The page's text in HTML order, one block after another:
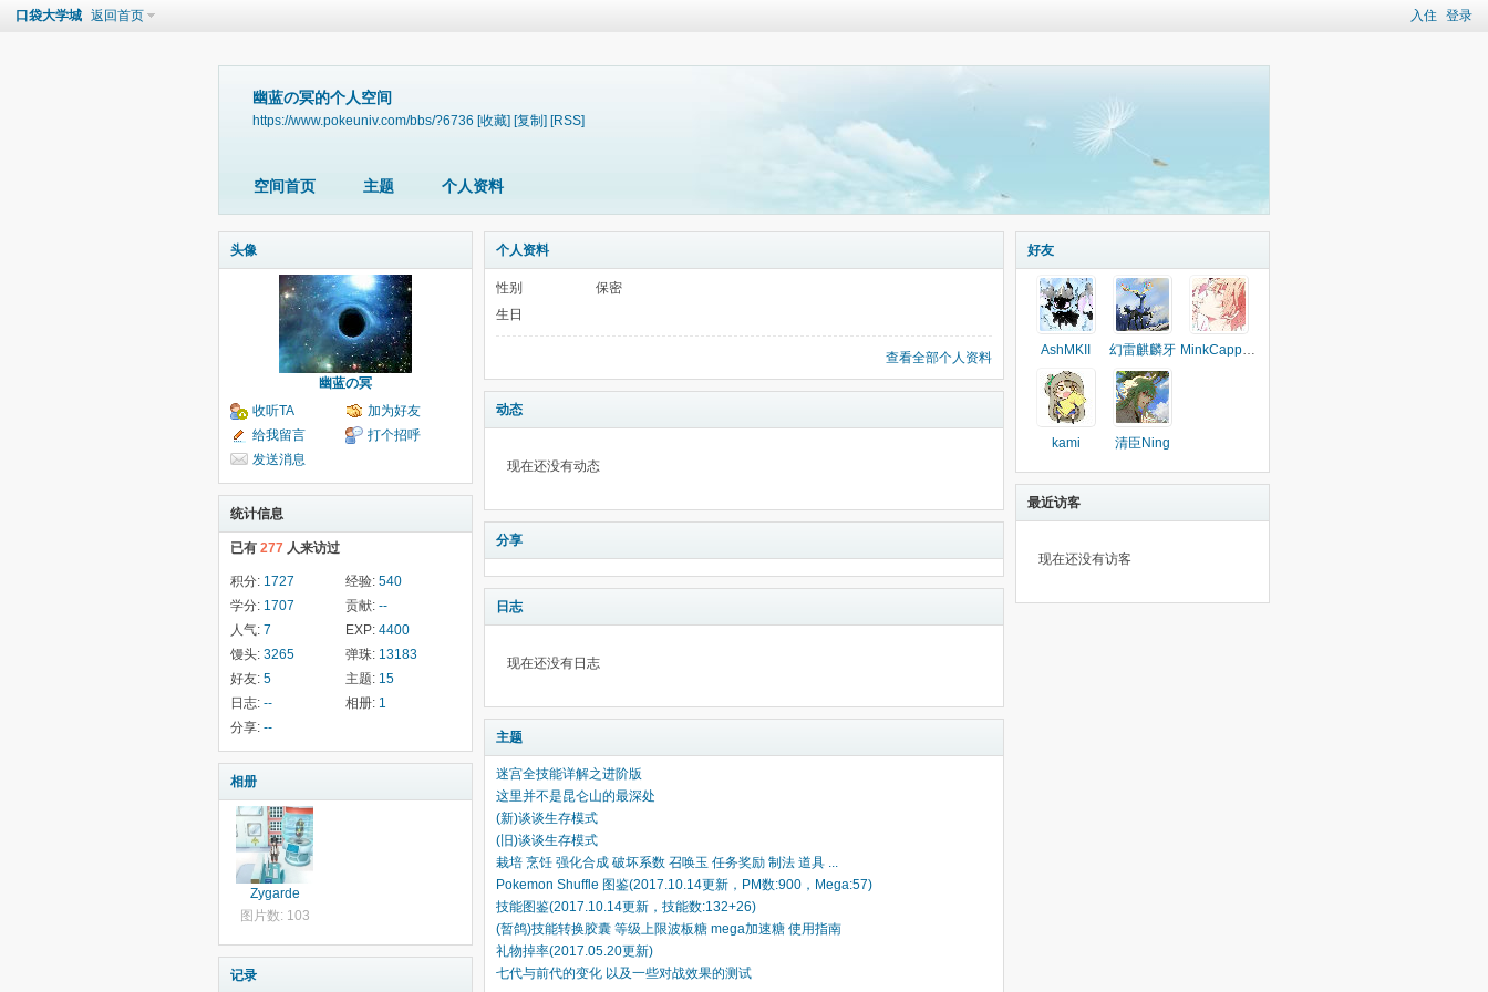
入住 登录
口袋大学城 返回首页
幽蓝の冥的个人空间
https://www.pokeuniv.com/bbs/?6736 [收藏] [复制] [RSS]
空间首页 主题 个人资料
头像
幽蓝の冥
收听TA
加为好友
给我留言
打个招呼
发送消息
统计信息
已有 277 人来访过
积分: 1727 经验: 540
学分: 1707 贡献: --
人气: 7 EXP: 4400
馒头: 3265 弹珠: 13183
好友: 5 主题: 15
日志: -- 相册: 1
分享: --
相册
Zygarde
图片数: 103
记录
个人资料
性别
保密
生日
查看全部个人资料
动态
现在还没有动态
分享
日志
现在还没有日志
主题
迷宫全技能详解之进阶版
这里并不是昆仑山的最深处
(新)谈谈生存模式
(旧)谈谈生存模式
栽培 烹饪 强化合成 破坏系数 召唤玉 任务奖励 制法 道具 ...
Pokemon Shuffle 图鉴(2017.10.14更新，PM数:900，Mega:57)
技能图鉴(2017.10.14更新，技能数:132+26)
(暂鸽)技能转换胶囊 等级上限波板糖 mega加速糖 使用指南
礼物掉率(2017.05.20更新)
七代与前代的变化 以及一些对战效果的测试
好友
AshMKII 幻雷麒麟牙 MinkCappuccino
kami 清臣Ning
最近访客
现在还没有访客